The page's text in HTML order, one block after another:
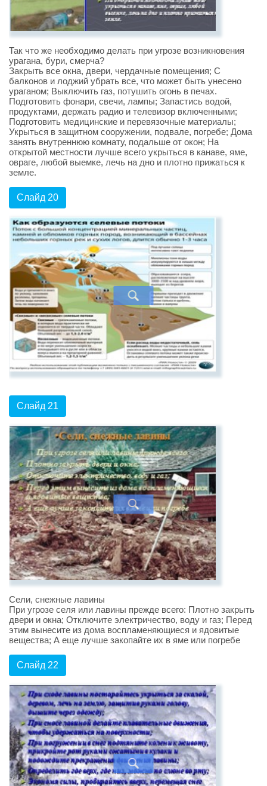
Так что же необходимо делать при угрозе возникновения
урагана, бури, смерча?
Закрыть все окна, двери, чердачные помещения; С
балконов и лоджий убрать все, что может быть унесено
ураганом; Выключить газ, потушить огонь в печах.
Подготовить фонари, свечи, лампы; Запастись водой,
продуктами, держать радио и телевизор включенными;
Подготовить медицинские и перевязочные материалы;
Укрыться в защитном сооружении, подвале, погребе; Дома
занять внутреннюю комнату, подальше от окон; На
открытой местности лучше всего укрыться в канаве, яме,
овраге, любой выемке, лечь на дно и плотно прижаться к
земле.
Слайд 20
Слайд 21
Сели, снежные лавины
При угрозе селя или лавины прежде всего: Плотно закрыть
двери и окна; Отключите электричество, воду и газ; Перед
этим вынесите из дома воспламеняющиеся и ядовитые
вещества; А еще лучше закопайте их в яме или погребе
Слайд 22